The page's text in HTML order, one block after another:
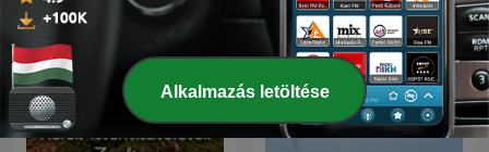
Alkalmazás letöltése